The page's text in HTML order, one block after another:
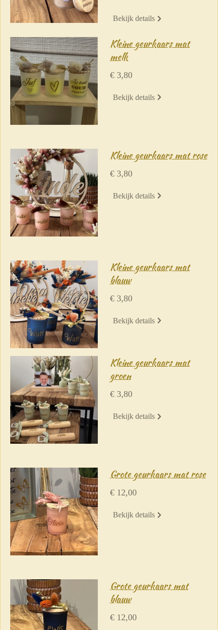
Bekijk details
Kleine geurkaars mat
melk
€ 3,80
Bekijk details
Kleine geurkaars mat rose
€ 3,80
Bekijk details
Kleine geurkaars mat
blauw
€ 3,80
Bekijk details
Kleine geurkaars mat
groen
€ 3,80
Bekijk details
Grote geurkaars mat rose
€ 12,00
Bekijk details
Grote geurkaars mat
blauw
€ 12,00